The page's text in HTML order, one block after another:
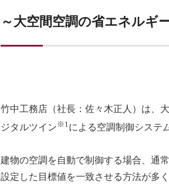
～大空間空調の省エネルギ
竹中工務店（社長：佐々木正人）は、
ジタルツイン ※1による空調制御システ
建物の空調を自動で制御する場合、通
設定した目標値を一致させる方法が多